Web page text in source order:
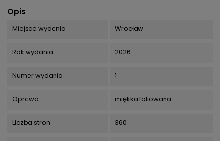
Opis
Miejsce wydania Wrocław
Rok wydania 2026
Numer wydania 1
Oprawa miękka foliowana
Liczba stron 360